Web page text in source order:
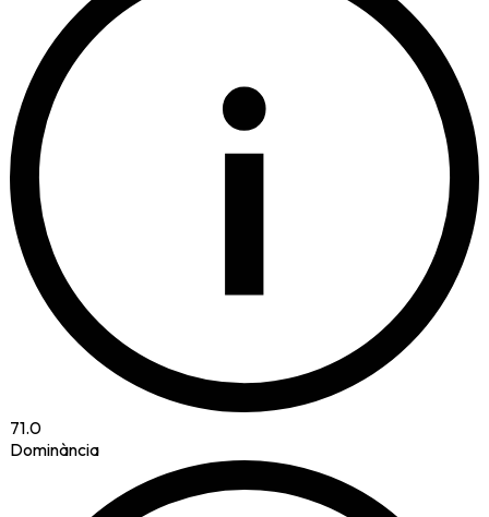
i
71.0
Dominància